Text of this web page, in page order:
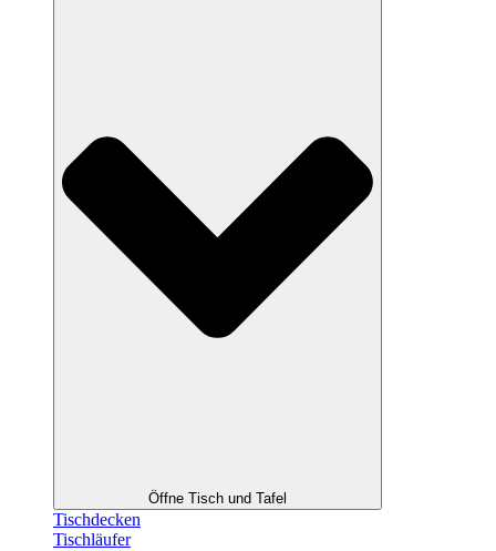
Öffne Tisch und Tafel
Tischdecken
Tischläufer